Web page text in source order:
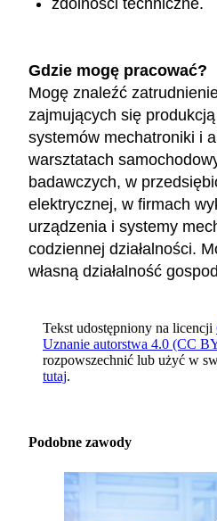
zdolności techniczne.
Gdzie mogę pracować?
Mogę znaleźć
zajmujących się
systemów mechatroniki i
warsztatach
badawczych, w
elektrycznej, w firmach
urządzenia i systemy
codziennej działalności.
własną działalność
Tekst udostępniony na licencji
Uznanie autorstwa 4.0 (CC
rozpowszechnić lub użyć w
tutaj.
Podobne zawody